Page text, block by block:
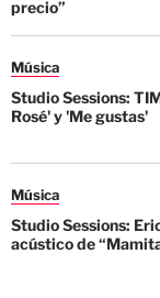
precio”
Música
Studio Sessions:
Rosé' y 'Me gustas'
Música
Studio Sessions:
acústico de